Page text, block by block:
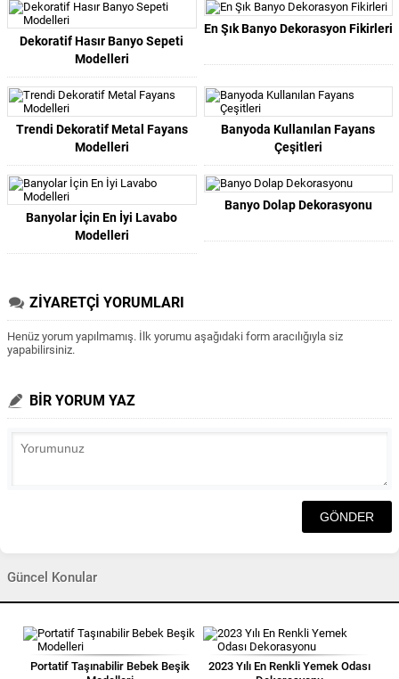
Dekoratif Hasır Banyo Sepeti
Modelleri
En Şık Banyo Dekorasyon Fikirleri
Trendi Dekoratif Metal Fayans
Modelleri
Banyoda Kullanılan Fayans
Çeşitleri
Banyolar İçin En İyi Lavabo
Modelleri
Banyo Dolap Dekorasyonu
ZİYARETÇİ YORUMLARI
Henüz yorum yapılmamış. İlk yorumu aşağıdaki form aracılığıyla siz
yapabilirsiniz.
BİR YORUM YAZ
Güncel Konular
Portatif Taşınabilir Bebek Beşik
2023 Yılı En Renkli Yemek Odası